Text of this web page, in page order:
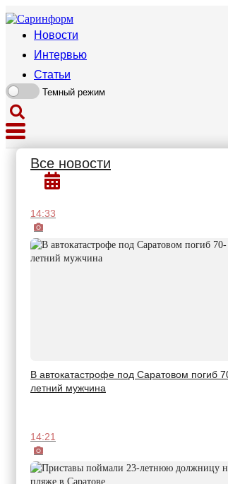
Новости
Интервью
Статьи
Темный режим
Все новости
14:33
В автокатастрофе под Саратовом погиб
летний мужчина
14:21